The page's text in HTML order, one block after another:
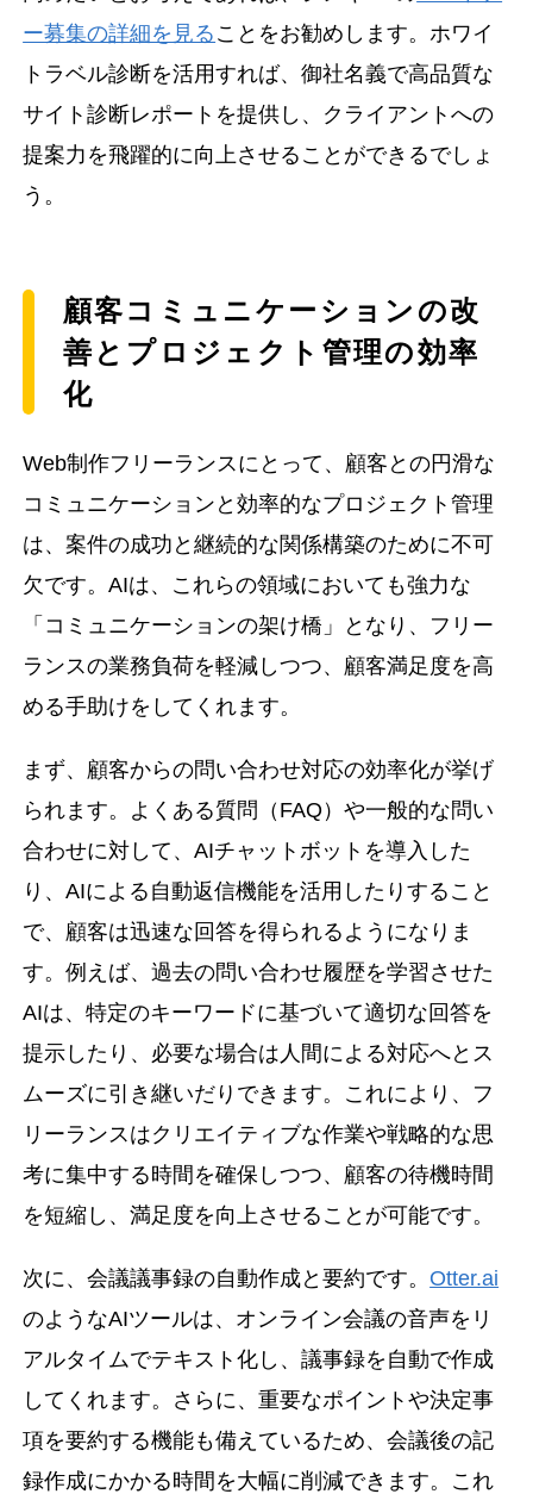
ー募集の詳細を見る ことをお勧めします。ホワイ
トラベル診断を活用すれば、御社名義で高品質な
サイト診断レポートを提供し、クライアントへの
提案力を飛躍的に向上させることができるでしょ
う。
顧客コミュニケーションの改
善とプロジェクト管理の効率
化
Web制作フリーランスにとって、顧客との円滑な
コミュニケーションと効率的なプロジェクト管理
は、案件の成功と継続的な関係構築のために不可
欠です。AIは、これらの領域においても強力な
「コミュニケーションの架け橋」となり、フリー
ランスの業務負荷を軽減しつつ、顧客満足度を高
める手助けをしてくれます。
まず、顧客からの問い合わせ対応の効率化が挙げ
られます。よくある質問（FAQ）や一般的な問い
合わせに対して、AIチャットボットを導入した
り、AIによる自動返信機能を活用したりすること
で、顧客は迅速な回答を得られるようになりま
す。例えば、過去の問い合わせ履歴を学習させた
AIは、特定のキーワードに基づいて適切な回答を
提示したり、必要な場合は人間による対応へとス
ムーズに引き継いだりできます。これにより、フ
リーランスはクリエイティブな作業や戦略的な思
考に集中する時間を確保しつつ、顧客の待機時間
を短縮し、満足度を向上させることが可能です。
次に、会議議事録の自動作成と要約です。 Otter.ai
のようなAIツールは、オンライン会議の音声をリ
アルタイムでテキスト化し、議事録を自動で作成
してくれます。さらに、重要なポイントや決定事
項を要約する機能も備えているため、会議後の記
録作成にかかる時間を大幅に削減できます。これ